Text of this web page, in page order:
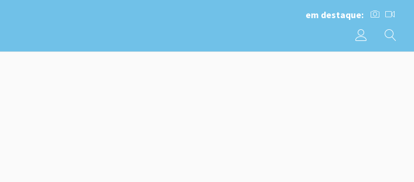
em destaque: